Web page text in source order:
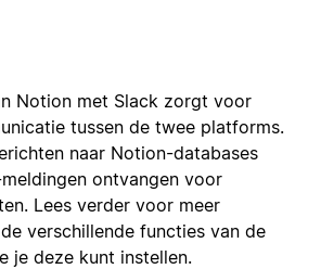
Notion met Slack zorgt voor
tussen de twee platforms.
naar Notion-databases
ontvangen voor
Lees verder voor meer
verschillende functies van de
je deze kunt instellen.